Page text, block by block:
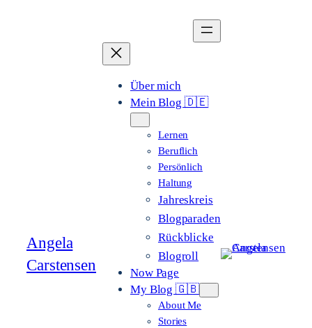
Angela
Carstensen
Über mich
Mein Blog 🇩🇪
Lernen
Beruflich
Persönlich
Haltung
Jahreskreis
Blogparaden
Rückblicke
Blogroll
Now Page
My Blog 🇬🇧
About Me
Stories